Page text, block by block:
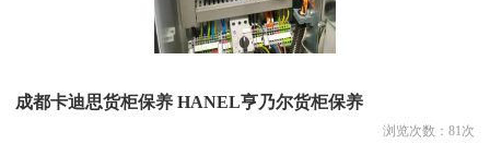
成都卡迪思货柜保养 HANEL亨乃尔货柜保养
浏览次数： 81次